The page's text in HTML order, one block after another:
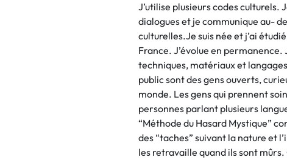
J’utilise plusieurs codes culturels.
dialogues et je communique au-
culturelles.Je suis née et j’ai
France. J’évolue en
techniques, matériaux et
public sont des gens ouverts,
monde. Les gens qui prennent
personnes parlant plusieurs
“Méthode du Hasard Mystique”
des “taches” suivant la nature et
les retravaille quand ils sont mûrs.